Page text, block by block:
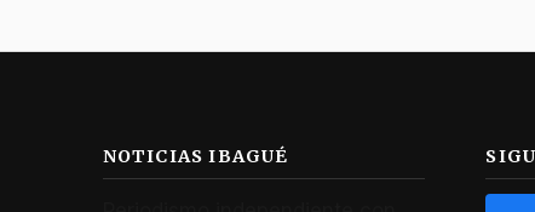
NOTICIAS IBAGUÉ